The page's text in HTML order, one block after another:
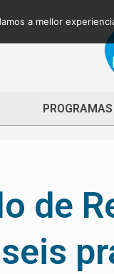
PROGRAMAS
de
a mellor